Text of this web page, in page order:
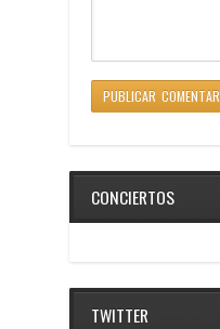
CONCIERTOS
TWITTER